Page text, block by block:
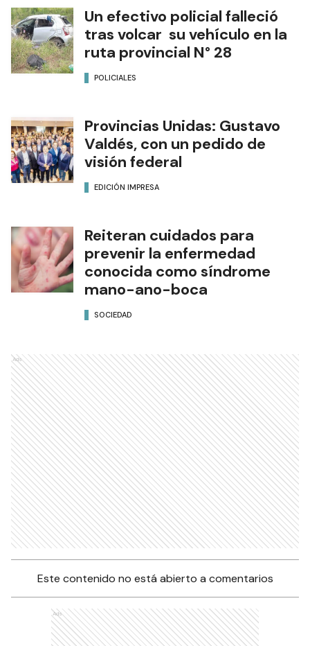
Un efectivo policial falleció
tras volcar su vehículo en la
ruta provincial N° 28
POLICIALES
Provincias Unidas: Gustavo
Valdés, con un pedido de
visión federal
EDICIÓN IMPRESA
Reiteran cuidados para
prevenir la enfermedad
conocida como síndrome
mano-ano-boca
SOCIEDAD
Ads
Este contenido no está abierto a comentarios
Ads